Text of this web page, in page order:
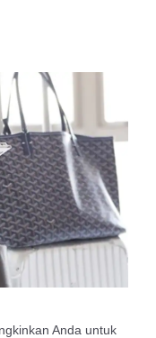
Anda untuk